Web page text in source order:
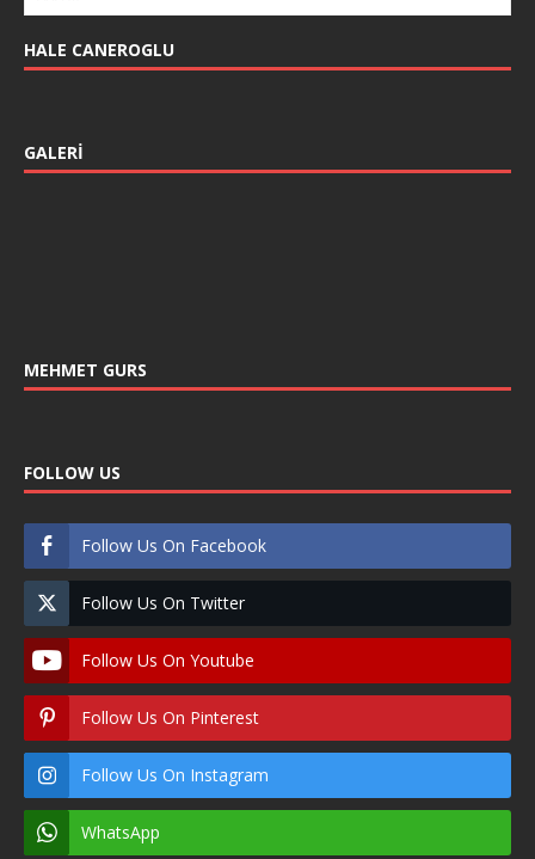
HALE CANEROGLU
GALERI
MEHMET GURS
FOLLOW US
Follow Us On Facebook
Follow Us On Twitter
Follow Us On Youtube
Follow Us On Pinterest
Follow Us On Instagram
WhatsApp